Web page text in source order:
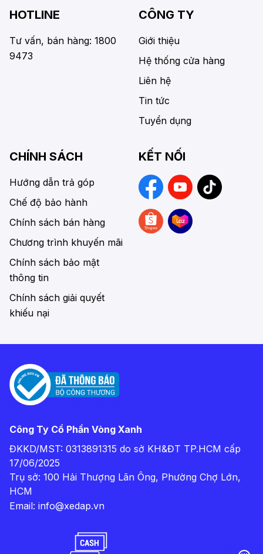
HOTLINE
Tư vấn, bán hàng: 1800
9473
CÔNG TY
Giới thiệu
Hệ thống cửa hàng
Liên hệ
Tin tức
Tuyển dụng
CHÍNH SÁCH
Hướng dẫn trả góp
Chế độ bảo hành
Chính sách bán hàng
Chương trình khuyến mãi
Chính sách bảo mật
thông tin
Chính sách giải quyết
khiếu nại
KẾT NỐI
Công Ty Cổ Phần Vòng Xanh
ĐKKD/MST: 0313891315 do sở KH&ĐT TP.HCM cấp
17/06/2025
Trụ sở: 100 Hải Thượng Lãn Ông, Phường Chợ Lớn,
HCM
Email: info@xedap.vn